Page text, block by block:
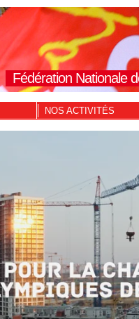
Fédération Nationale
NOS ACTIVITÉS